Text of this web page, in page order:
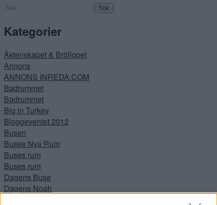
Sök
Kategorier
Äktenskapet & Bröllopet
Annons
ANNONS INREDA.COM
Badrummet
Badrummet
Big in Turkey
Bloggeventet 2012
Busen
Buses Nya Rum
Buses rum
Buses rum
Dagens Buse
Dagens Noah